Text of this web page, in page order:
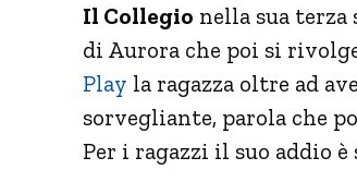
Il Collegio nella sua terza
di Aurora che poi si
Play la ragazza oltre ad
sorvegliante, parola che
Per i ragazzi il suo addio